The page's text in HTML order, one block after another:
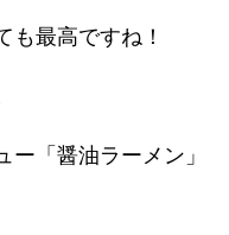
も最高ですね！
「醤油ラーメン」